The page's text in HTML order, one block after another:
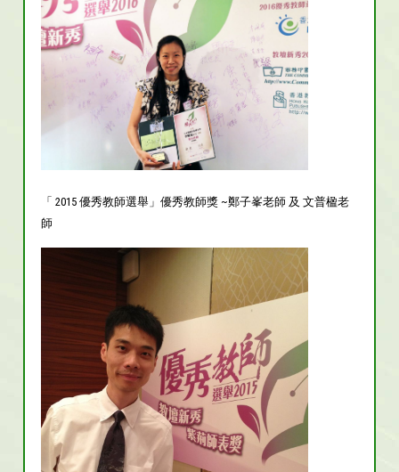
「 2015 優秀教師選舉」優秀教師獎 ~鄭子峯老師 及 文普楹老
師